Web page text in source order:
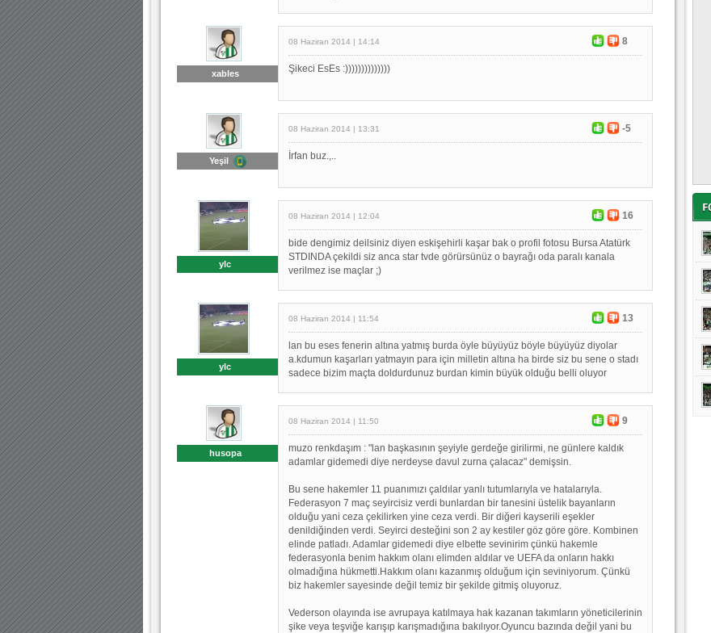
xables
08 Haziran 2014 | 14:14 8
Şikeci EsEs :))))))))))))))
Yeşil
08 Haziran 2014 | 13:31 -5
İrfan buz.,..
ylc
08 Haziran 2014 | 12:04 16
bide dengimiz deilsiniz diyen eskişehirli kaşar bak o profil fotosu Bursa Atatürk
STDINDA çekildi siz anca star tvde görürsünüz o bayrağı oda paralı kanala
verilmez ise maçlar ;)
ylc
08 Haziran 2014 | 11:54 13
lan bu eses fenerin altına yatmış burda öyle büyüyüz böyle büyüyüz diyolar
a.kdumun kaşarları yatmayın para için milletin altına ha birde siz bu sene o stadı
sadece bizim maçta doldurdunuz burdan kimin büyük olduğu belli oluyor
husopa
08 Haziran 2014 | 11:50 9
muzo renkdaşım : "lan başkasının şeyiyle gerdeğe girilirmi, ne günlere kaldık
adamlar gidemedi diye nerdeyse davul zurna çalacaz" demişsin.
Bu sene hakemler 11 puanımızı çaldılar yanlı tutumlarıyla ve hatalarıyla.
Federasyon 7 maç seyircisiz verdi bunlardan bir tanesini üstelik bayanların
olduğu yani ceza çekilirken yine ceza verdi. Bir diğeri kayserili eşekler
denildiğinden verdi. Seyirci desteğini son 2 ay kestiler göz göre göre. Kombinen
elinde patladı. Adamlar gidemedi diye elbette sevinirim çünkü hakemle
federasyonla benim hakkım olanı elimden aldılar ve UEFA da onların hakkı
olmadığına hükmetti.Hakkım olanı kazanmış olduğum için seviniyorum. Çünkü
biz hakemler sayesinde değil temiz bir şekilde gitmiş oluyoruz.
Vederson olayında ise avrupaya katılmaya hak kazanan takımların yöneticilerinin
şike veya teşviğe karışıp karışmadığına bakılıyor.Oyuncu bazında değil yani bu